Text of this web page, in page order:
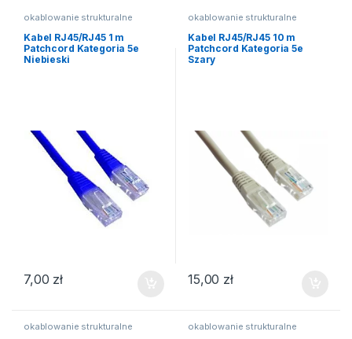
okablowanie strukturalne
Kabel RJ45/RJ45 1 m
Patchcord Kategoria 5e
Niebieski
7,00 zł
okablowanie strukturalne
Kabel RJ45/RJ45 10 m
Patchcord Kategoria 5e
Szary
15,00 zł
okablowanie strukturalne okablowanie strukturalne